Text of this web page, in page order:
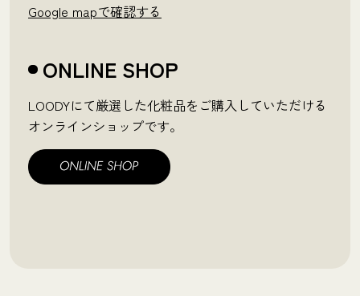
Google mapで確認する
ONLINE SHOP
LOODYにて厳選した化粧品をご購入していただける
オンラインショップです。